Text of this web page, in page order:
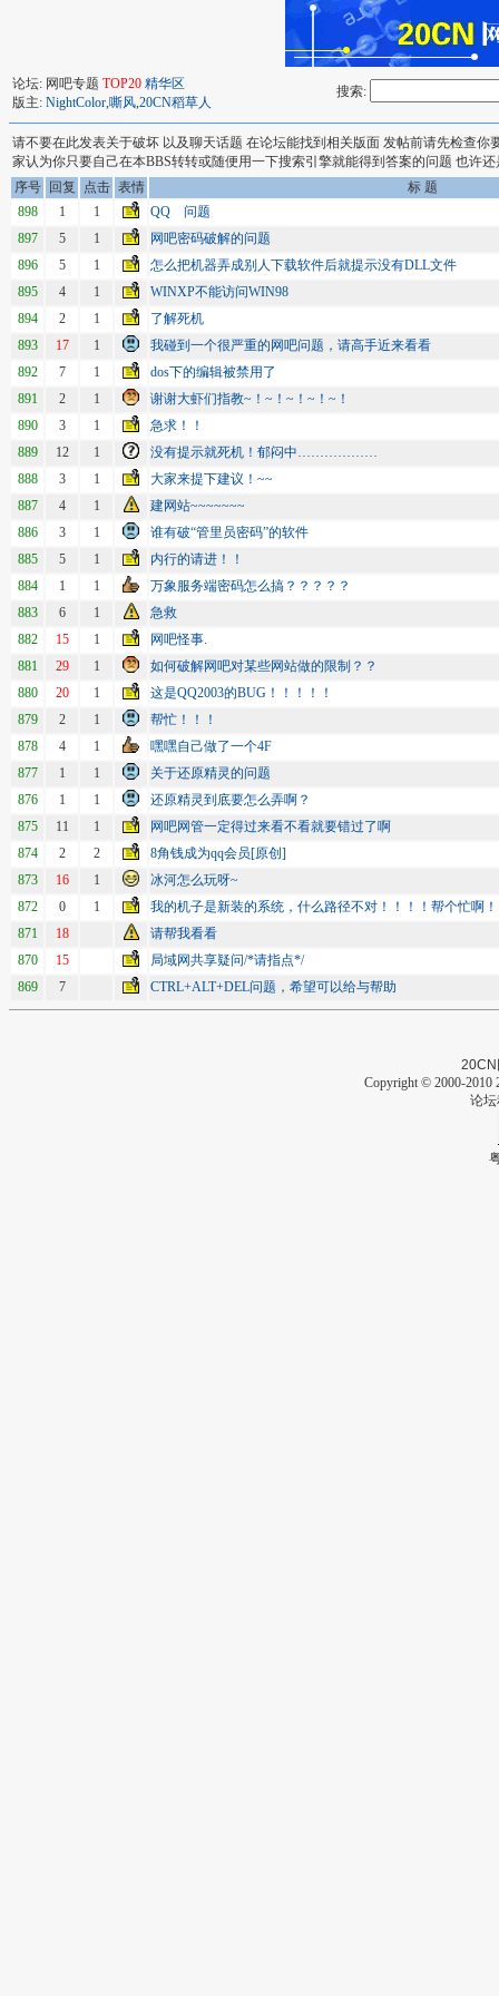
论坛: 网吧专题 TOP20 精华区
版主: NightColor,嘶风,20CN稻草人
搜索:
请不要在此发表关于破坏 以及聊天话题 在论坛能找到相关版面 发帖前请先检查
家认为你只要自己在本BBS转转或随便用一下搜索引擎就能得到答案的问题 也许
序号
回复 点击 表情
标 题
898
1 1
QQ 问题
897
5 1
网吧密码破解的问题
896
5 1
怎么把机器弄成别人下载软件后就提示没有DLL文件
895
4 1
WINXP不能访问WIN98
894
2 1
了解死机
893
17 1
我碰到一个很严重的网吧问题，请高手近来看看
892
7 1
dos下的编辑被禁用了
891
2 1
谢谢大虾们指教~！~！~！~！~！
890
3 1
急求！！
889
12 1
没有提示就死机！郁闷中………………
888
3 1
大家来提下建议！~~
887
4 1
建网站~~~~~~~
886
3 1
谁有破“管里员密码”的软件
885
5 1
内行的请进！！
884
1 1
万象服务端密码怎么搞？？？？？
883
6 1
急救
882
15 1
网吧怪事.
881
29 1
如何破解网吧对某些网站做的限制？？
880
20 1
这是QQ2003的BUG！！！！！
879
2 1
帮忙！！！
878
4 1
嘿嘿自己做了一个4F
877
1 1
关于还原精灵的问题
876
1 1
还原精灵到底要怎么弄啊？
875
11 1
网吧网管一定得过来看不看就要错过了啊
874
2 2
8角钱成为qq会员[原创]
873
16 1
冰河怎么玩呀~
872
0 1
我的机子是新装的系统，什么路径不对！！！！帮个忙啊！
871
18
请帮我看看
870
15
局域网共享疑问/*请指点*/
869
7 CTRL+ALT+DEL问题，希望可以给与帮助
20CN
Copyright © 2000-2010
论